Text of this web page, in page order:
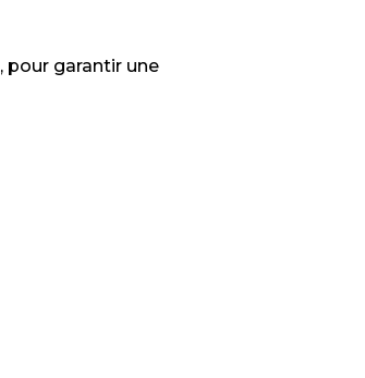
pour garantir une